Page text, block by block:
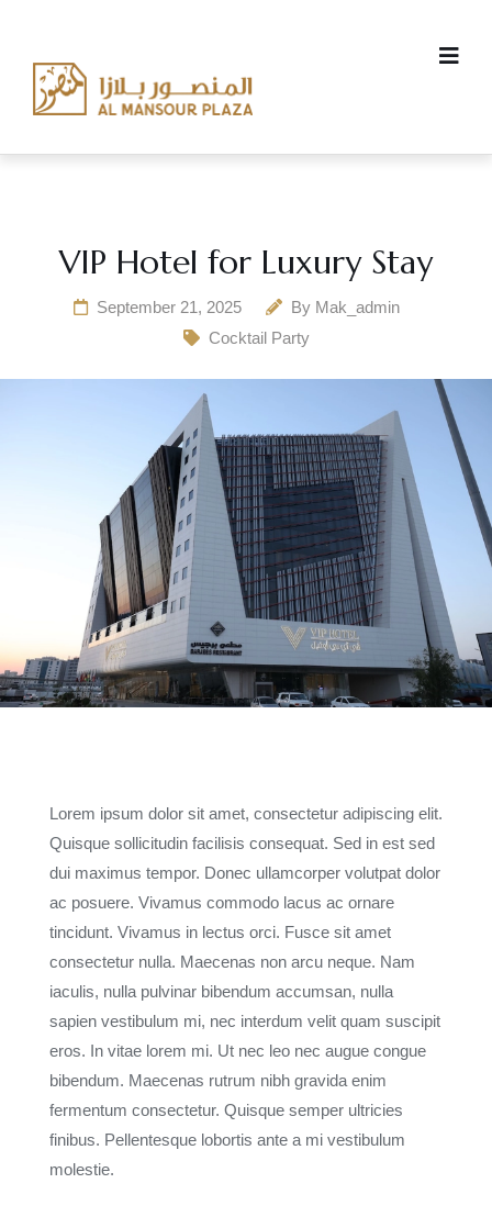
VIP Hotel for Luxury Stay
September 21, 2025 By Mak_admin
Cocktail Party
Lorem ipsum dolor sit amet, consectetur adipiscing elit.
Quisque sollicitudin facilisis consequat. Sed in est sed
dui maximus tempor. Donec ullamcorper volutpat dolor
ac posuere. Vivamus commodo lacus ac ornare
tincidunt. Vivamus in lectus orci. Fusce sit amet
consectetur nulla. Maecenas non arcu neque. Nam
iaculis, nulla pulvinar bibendum accumsan, nulla
sapien vestibulum mi, nec interdum velit quam suscipit
eros. In vitae lorem mi. Ut nec leo nec augue congue
bibendum. Maecenas rutrum nibh gravida enim
fermentum consectetur. Quisque semper ultricies
finibus. Pellentesque lobortis ante a mi vestibulum
molestie.